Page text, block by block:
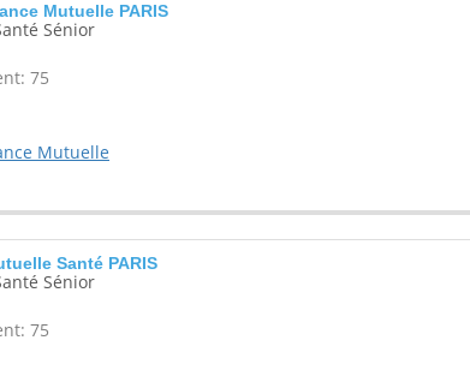
Mutuelle PARIS
Sénior
75
Mutuelle
Santé PARIS
Sénior
75